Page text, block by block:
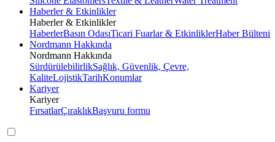
Haberler & Etkinlikler
Haberler & Etkinlikler
HaberlerBasın OdasıTicari Fuarlar & EtkinliklerHaber Bülteni
Nordmann Hakkında
Nordmann Hakkında
SürdürülebilirlikSağlık, Güvenlik, Çevre,
KaliteLojistikTarihKonumlar
Kariyer
Kariyer
FırsatlarÇıraklıkBaşvuru formu